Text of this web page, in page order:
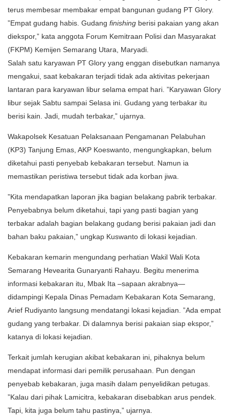
terus membesar membakar empat bangunan gudang PT Glory.
”Empat gudang habis. Gudang finishing berisi pakaian yang akan
diekspor,” kata anggota Forum Kemitraan Polisi dan Masyarakat
(FKPM) Kemijen Semarang Utara, Maryadi.
Salah satu karyawan PT Glory yang enggan disebutkan namanya
mengakui, saat kebakaran terjadi tidak ada aktivitas pekerjaan
lantaran para karyawan libur selama empat hari. ”Karyawan Glory
libur sejak Sabtu sampai Selasa ini. Gudang yang terbakar itu
berisi kain. Jadi, mudah terbakar,” ujarnya.
Wakapolsek Kesatuan Pelaksanaan Pengamanan Pelabuhan
(KP3) Tanjung Emas, AKP Koeswanto, mengungkapkan, belum
diketahui pasti penyebab kebakaran tersebut. Namun ia
memastikan peristiwa tersebut tidak ada korban jiwa.
”Kita mendapatkan laporan jika bagian belakang pabrik terbakar.
Penyebabnya belum diketahui, tapi yang pasti bagian yang
terbakar adalah bagian belakang gudang berisi pakaian jadi dan
bahan baku pakaian,” ungkap Kuswanto di lokasi kejadian.
Kebakaran kemarin mengundang perhatian Wakil Wali Kota
Semarang Hevearita Gunaryanti Rahayu. Begitu menerima
informasi kebakaran itu, Mbak Ita –sapaan akrabnya—
didampingi Kepala Dinas Pemadam Kebakaran Kota Semarang,
Arief Rudiyanto langsung mendatangi lokasi kejadian. ”Ada empat
gudang yang terbakar. Di dalamnya berisi pakaian siap ekspor,”
katanya di lokasi kejadian.
Terkait jumlah kerugian akibat kebakaran ini, pihaknya belum
mendapat informasi dari pemilik perusahaan. Pun dengan
penyebab kebakaran, juga masih dalam penyelidikan petugas.
”Kalau dari pihak Lamicitra, kebakaran disebabkan arus pendek.
Tapi, kita juga belum tahu pastinya,” ujarnya.